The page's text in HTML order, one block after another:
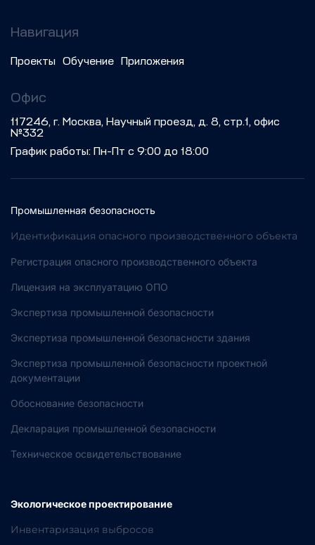
Навигация
Проекты Обучение Приложения
Офис
117246, г. Москва, Научный проезд, д. 8, стр.1, офис
№332
График работы: Пн-Пт с 9:00 до 18:00
Промышленная безопасность
Идентификация опасного производственного объекта
Регистрация опасного производственного объекта
Лицензия на эксплуатацию ОПО
Экспертиза промышленной безопасности
Экспертиза промышленной безопасности здания
Экспертиза промышленной безопасности проектной
документации
Обоснование безопасности
Декларация промышленной безопасности
Техническое освидетельствование
Экологическое проектирование
Инвентаризация выбросов